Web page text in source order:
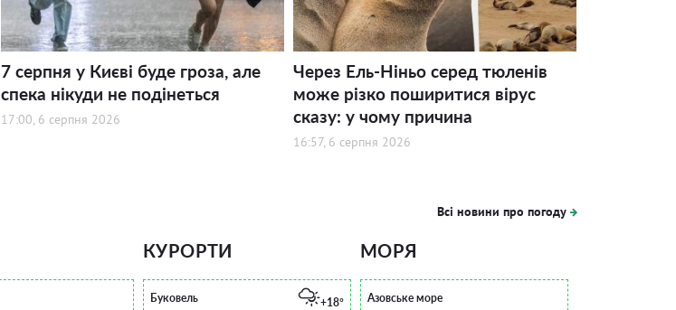
7 серпня у Києві буде гроза, але
спека нікуди не подінеться
17:00, 6 серпня 2026
Через Ель-Ніньо серед тюленів
може різко поширитися вірус
сказу: у чому причина
16:57, 6 серпня 2026
Всі новини про погоду
КУРОРТИ
Буковель +18°
МОРЯ
Азовське море